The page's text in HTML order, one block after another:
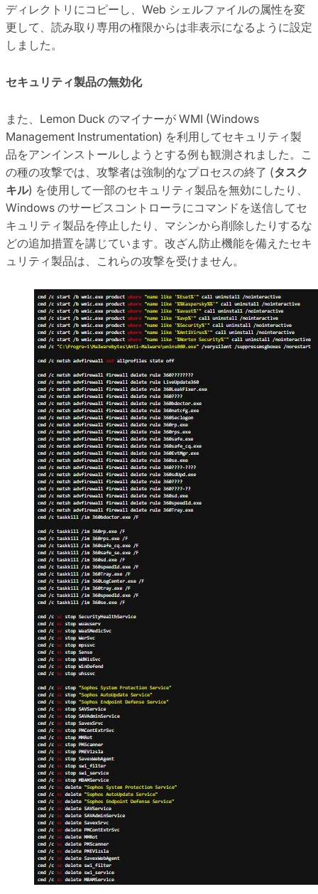
ディレクトリにコピーし、Web シェルファイルの属性を変
更して、読み取り専用の権限からは非表示になるように設定
しました。
セキュリティ製品の無効化
また、Lemon Duck のマイナーが WMI (Windows
Management Instrumentation) を利用してセキュリティ製
品をアンインストールしようとする例も観測されました。こ
の種の攻撃では、攻撃者は強制的なプロセスの終了 (タスク
キル) を使用して一部のセキュリティ製品を無効にしたり、
Windows のサービスコントローラにコマンドを送信してセ
キュリティ製品を停止したり、マシンから削除したりするな
どの追加措置を講じています。 改ざん防止機能を備えたセキ
ュリティ製品は、これらの攻撃を受けません。